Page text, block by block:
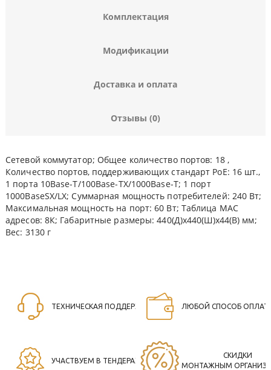
Комплектация
Модификации
Доставка и оплата
Отзывы (0)
Сетевой коммутатор; Общее количество портов: 18 ,
Количество портов, поддерживающих стандарт PoE: 16 шт.,
1 порта 10Base-T/100Base-TX/1000Base-T; 1 порт
1000BaseSX/LX; Суммарная мощность потребителей: 240 Вт;
Максимальная мощность на порт: 60 Вт; Таблица МАС
адресов: 8К; Габаритные размеры: 440(Д)х440(Ш)х44(В) мм;
Вес: 3130 г
ТЕХНИЧЕСКАЯ ПОДДЕРЖКА ЛЮБОЙ СПОСОБ
УЧАСТВУЕМ В ТЕНДЕРАХ
СКИДКИ
МОНТАЖНЫМ